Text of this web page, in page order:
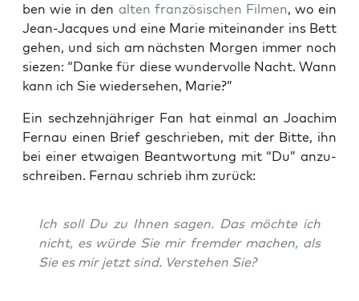
ben wie in den alten fran­zö­si­schen Fil­men, wo ein
Jean-Jac­ques und eine Marie mit­ein­an­der ins Bett
gehen, und sich am nächs­ten Mor­gen immer noch
sie­zen: “Dan­ke für die­se wun­der­vol­le Nacht. Wann
kann ich Sie wie­der­se­hen, Marie?”
Ein sech­zehn­jäh­ri­ger Fan hat ein­mal an Joa­chim
Fer­n­au einen Brief geschrie­ben, mit der Bit­te, ihn
bei einer etwa­igen Beant­wor­tung mit “Du” anzu­
schrei­ben. Fer­n­au schrieb ihm zurück:
Ich soll Du zu Ihnen sagen. Das möch­te ich
nicht, es wür­de Sie mir frem­der machen, als
Sie es mir jetzt sind. Ver­ste­hen Sie?